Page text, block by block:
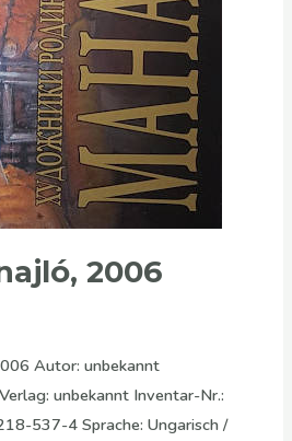
2006
Autor: unbekannt
unbekannt Inventar-Nr.:
537-4 Sprache: Ungarisch /